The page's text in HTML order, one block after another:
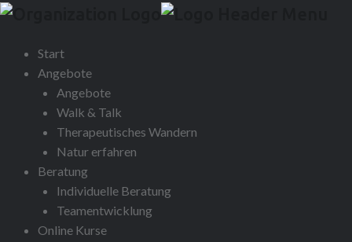
Start
Angebote
Angebote
Walk & Talk
Therapeutisches Wandern
Natur erfahren
Beratung
Individuelle Beratung
Teamentwicklung
Online Kurse